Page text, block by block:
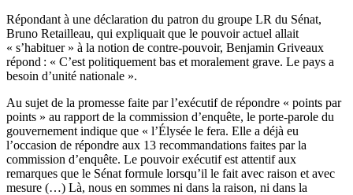
Répondant à une déclaration du patron du groupe LR du Sénat,
Bruno Retailleau, qui expliquait que le pouvoir actuel allait
« s’habituer » à la notion de contre-pouvoir, Benjamin Griveaux
répond : « C’est politiquement bas et moralement grave. Le pays a
besoin d’unité nationale ».
Au sujet de la promesse faite par l’exécutif de répondre « points par
points » au rapport de la commission d’enquête, le porte-parole du
gouvernement indique que « l’Élysée le fera. Elle a déjà eu
l’occasion de répondre aux 13 recommandations faites par la
commission d’enquête. Le pouvoir exécutif est attentif aux
remarques que le Sénat formule lorsqu’il le fait avec raison et avec
mesure (…) Là, nous en sommes ni dans la raison, ni dans la